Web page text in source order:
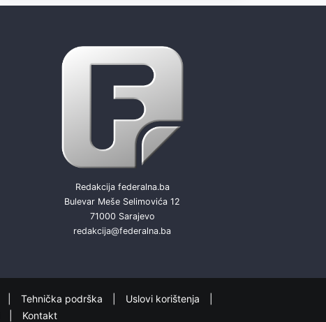
Redakcija federalna.ba
Bulevar Meše Selimovića 12
71000 Sarajevo
redakcija@federalna.ba
Tehnička podrška
Uslovi korištenja
Kontakt